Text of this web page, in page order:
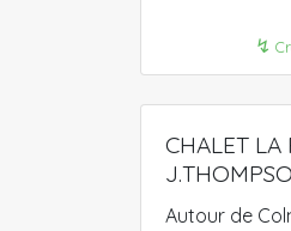
↯
CHALET LA
Autour de